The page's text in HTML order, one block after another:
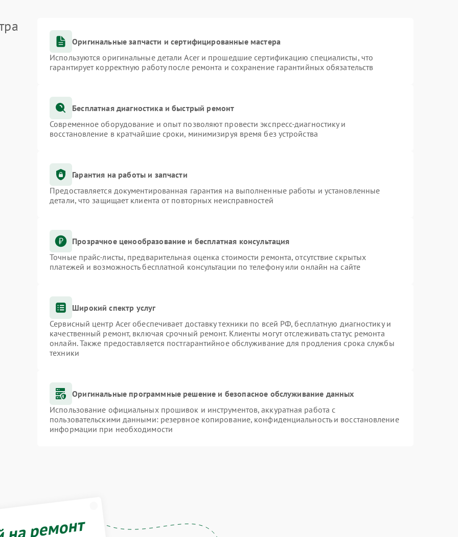
Оригинальные запчасти и сертифицированные мастера
Используются оригинальные детали Acer и прошедшие сертификацию специалисты, что
гарантирует корректную работу после ремонта и сохранение гарантийных обязательств
Бесплатная диагностика и быстрый ремонт
Современное оборудование и опыт позволяют провести экспресс-диагностику и
восстановление в кратчайшие сроки, минимизируя время без устройства
Гарантия на работы и запчасти
Предоставляется документированная гарантия на выполненные работы и установленные
детали, что защищает клиента от повторных неисправностей
Прозрачное ценообразование и бесплатная консультация
Точные прайс-листы, предварительная оценка стоимости ремонта, отсутствие скрытых
платежей и возможность бесплатной консультации по телефону или онлайн на сайте
Широкий спектр услуг
Сервисный центр Acer обеспечивает доставку техники по всей РФ, бесплатную диагностику и
качественный ремонт, включая срочный ремонт. Клиенты могут отслеживать статус ремонта
онлайн. Также предоставляется постгарантийное обслуживание для продления срока службы
техники
Оригинальные программные решение и безопасное обслуживание данных
Использование официальных прошивок и инструментов, аккуратная работа с
пользовательскими данными: резервное копирование, конфиденциальность и восстановление
информации при необходимости